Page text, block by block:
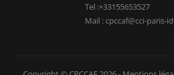
Tel :+33155653527
Mail : cpccaf@cci-paris-